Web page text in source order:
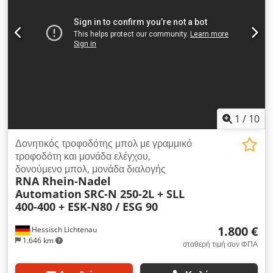
2) Κίνηση, η οποία μέσω μηχανικών ταλαντώσεων δημιουργεί
δονήσεις στον δίσκο διαχωρισμού και έτσι θέτει τα τεμάχια σε
1 / 10
Hessisch Lichtenau
1.646 km
Δονητικός τροφοδότης μπολ με γραμμικό
τροφοδότη και μονάδα ελέγχου,
δονούμενο μπολ, μονάδα διαλογής
RNA Rhein-Nadel
Automation SRC-N 250-2L + SLL
400-400 + ESK-N80 / ESG 90
1.800 €
σταθερή τιμή συν ΦΠΑ